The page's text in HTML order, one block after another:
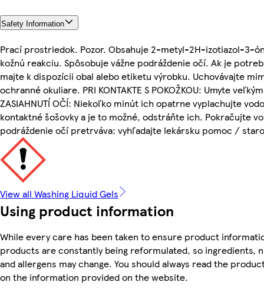
Safety Information
Prací prostriedok. Pozor. Obsahuje 2-metyl-2H-izotiazol-3-
kožnú reakciu. Spôsobuje vážne podráždenie očí. Ak je
majte k dispozícii obal alebo etiketu výrobku. Uchovávajte
ochranné okuliare. PRI KONTAKTE S POKOŽKOU: Umyte
ZASIAHNUTÍ OČÍ: Niekoľko minút ich opatrne vyplachujte
kontaktné šošovky a je to možné, odstráňte ich. Pokračujte
podráždenie očí pretrváva: vyhľadajte lekársku pomoc /
View all Washing Liquid Gels
Using product information
While every care has been taken to ensure product
products are constantly being reformulated, so ingredients,
and allergens may change. You should always read the
on the information provided on the website.